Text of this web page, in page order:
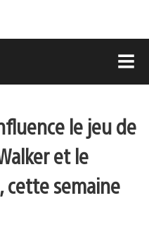
le jeu de
et le
cette semaine